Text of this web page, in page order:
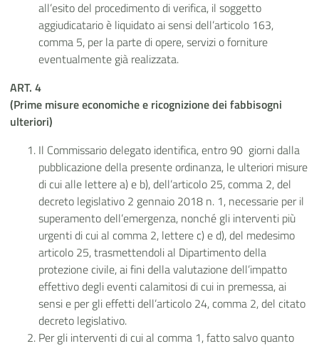
all’esito del procedimento di verifica, il soggetto
aggiudicatario è liquidato ai sensi dell’articolo 163,
comma 5, per la parte di opere, servizi o forniture
eventualmente già realizzata.
ART. 4
(Prime misure economiche e ricognizione dei fabbisogni
ulteriori)
Il Commissario delegato identifica, entro 90 giorni dalla
pubblicazione della presente ordinanza, le ulteriori misure
di cui alle lettere a) e b), dell’articolo 25, comma 2, del
decreto legislativo 2 gennaio 2018 n. 1, necessarie per il
superamento dell’emergenza, nonché gli interventi più
urgenti di cui al comma 2, lettere c) e d), del medesimo
articolo 25, trasmettendoli al Dipartimento della
protezione civile, ai fini della valutazione dell’impatto
effettivo degli eventi calamitosi di cui in premessa, ai
sensi e per gli effetti dell’articolo 24, comma 2, del citato
decreto legislativo.
Per gli interventi di cui al comma 1, fatto salvo quanto